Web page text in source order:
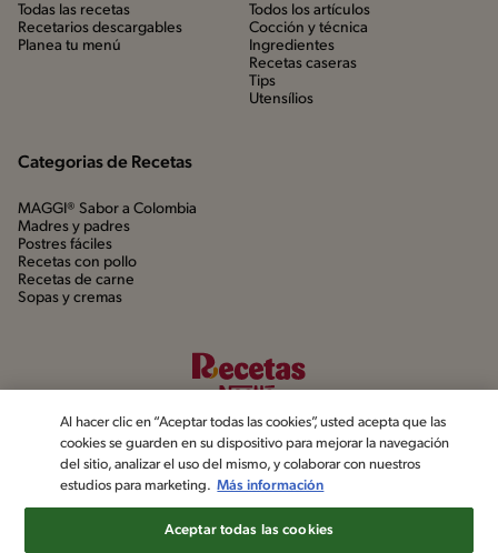
Todas las recetas
Recetarios descargables
Planea tu menú
Todos los artículos
Cocción y técnica
Ingredientes
Recetas caseras
Tips
Utensílios
Categorias de Recetas
MAGGI® Sabor a Colombia
Madres y padres
Postres fáciles
Recetas con pollo
Recetas de carne
Sopas y cremas
©2022, Nestlé. Marcas registradas por Société dels Produits Nestlé,
Al hacer clic en “Aceptar todas las cookies”, usted acepta que las
cookies se guarden en su dispositivo para mejorar la navegación
del sitio, analizar el uso del mismo, y colaborar con nuestros
estudios para marketing. Más información
Aceptar todas las cookies